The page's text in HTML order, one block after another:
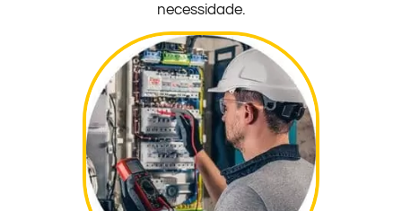
necessidade.